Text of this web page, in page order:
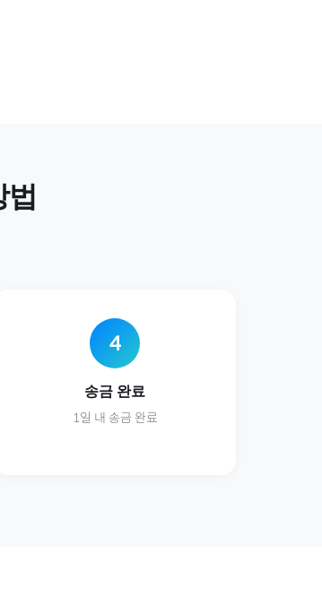
법
4
송금 완료
1일 내 송금 완료